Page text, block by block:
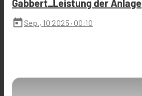
Gabbert_Leistung der Anlage
today Sep., 10 2025 · 00:10